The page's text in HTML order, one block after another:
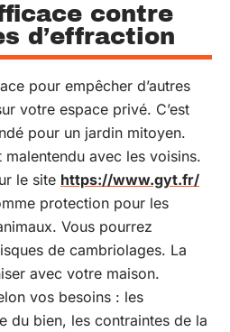
contre
d’effraction
pour empêcher d’autres
votre espace privé. C’est
pour un jardin mitoyen.
avec les voisins.
le site https://www.gyt.fr/
protection pour les
Vous pourrez
de cambriolages. La
avec votre maison.
vos besoins : les
du bien, les contraintes de la